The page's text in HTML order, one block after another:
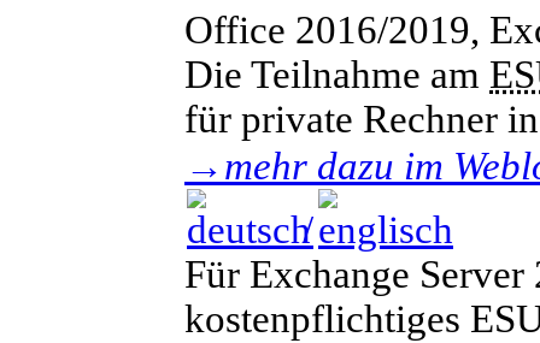
Office 2016/2019,
Die Teilnahme am
für private Rechner
→mehr dazu im
/
Für Exchange
kostenpflichtiges